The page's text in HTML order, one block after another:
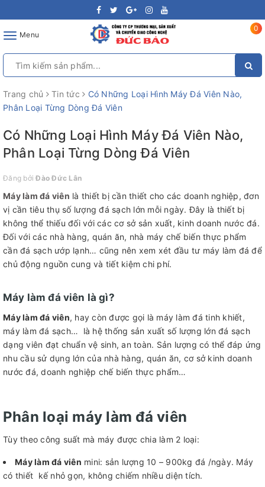
ToggleMenu
0
Trang chủ Tin tức
Có Những Loại Hình Máy Đá Viên Nào,
Phân Loại Từng Dòng Đá Viên
Có Những Loại Hình Máy Đá Viên Nào,
Phân Loại Từng Dòng Đá Viên
Đăng bởiĐào Đức Lân
Máy làm đá viên là thiết bị cần thiết cho các doanh nghiệp, đơn
vị cần tiêu thụ số lượng đá sạch lớn mỗi ngày. Đây là thiết bị
không thể thiếu đối với các cơ sở sản xuất, kinh doanh nước đá.
Đối với các nhà hàng, quán ăn, nhà máy chế biến thực phẩm
cần đá sạch ướp lạnh… cũng nên xem xét đầu tư máy làm đá để
chủ động nguồn cung và tiết kiệm chi phí.
Máy làm đá viên là gì?
Máy làm đá viên, hay còn được gọi là máy làm đá tinh khiết,
máy làm đá sạch… là hệ thống sản xuất số lượng lớn đá sạch
dạng viên đạt chuẩn vệ sinh, an toàn. Sản lượng có thể đáp ứng
nhu cầu sử dụng lớn của nhà hàng, quán ăn, cơ sở kinh doanh
nước đá, doanh nghiệp chế biến thực phẩm…
Phân loại máy làm đá viên
Tùy theo công suất mà máy được chia làm 2 loại:
Máy làm đá viên mini: sản lượng 10 – 900kg đá /ngày. Máy
có thiết kế nhỏ gọn, không chiếm nhiều diện tích.